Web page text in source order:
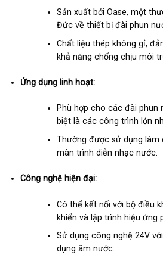
Sản xuất bởi Oase, một
Đức về thiết bị đài phun
Chất liệu thép không gỉ,
khả năng chống chịu môi
Ứng dụng linh hoạt:
Phù hợp cho các đài phun
biệt là các công trình lớn
Thường được sử dụng
màn trình diễn nhạc nước.
Công nghệ hiện đại:
Có thể kết nối với bộ điều
khiển và lập trình hiệu ứng
Sử dụng công nghệ 24V
dụng âm nước.